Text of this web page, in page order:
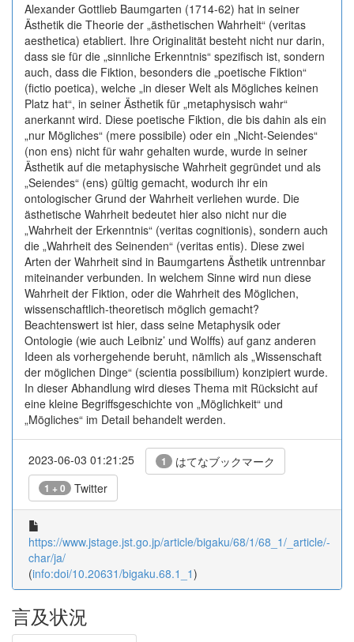
Alexander Gottlieb Baumgarten (1714-62) hat in seiner
Ästhetik die Theorie der „ästhetischen Wahrheit“ (veritas
aesthetica) etabliert. Ihre Originalität besteht nicht nur darin,
dass sie für die „sinnliche Erkenntnis“ spezifisch ist, sondern
auch, dass die Fiktion, besonders die „poetische Fiktion“
(fictio poetica), welche „in dieser Welt als Mögliches keinen
Platz hat“, in seiner Ästhetik für „metaphysisch wahr“
anerkannt wird. Diese poetische Fiktion, die bis dahin als ein
„nur Mögliches“ (mere possibile) oder ein „Nicht-Seiendes“
(non ens) nicht für wahr gehalten wurde, wurde in seiner
Ästhetik auf die metaphysische Wahrheit gegründet und als
„Seiendes“ (ens) gültig gemacht, wodurch ihr ein
ontologischer Grund der Wahrheit verliehen wurde. Die
ästhetische Wahrheit bedeutet hier also nicht nur die
„Wahrheit der Erkenntnis“ (veritas cognitionis), sondern auch
die „Wahrheit des Seinenden“ (veritas entis). Diese zwei
Arten der Wahrheit sind in Baumgartens Ästhetik untrennbar
miteinander verbunden. In welchem Sinne wird nun diese
Wahrheit der Fiktion, oder die Wahrheit des Möglichen,
wissenschaftlich-theoretisch möglich gemacht?
Beachtenswert ist hier, dass seine Metaphysik oder
Ontologie (wie auch Leibniz’ und Wolffs) auf ganz anderen
Ideen als vorhergehende beruht, nämlich als „Wissenschaft
der möglichen Dinge“ (scientia possibilium) konzipiert wurde.
In dieser Abhandlung wird dieses Thema mit Rücksicht auf
eine kleine Begriffsgeschichte von „Möglichkeit“ und
„Mögliches“ im Detail behandelt werden.
2023-06-03 01:21:25 1 はてなブックマーク
1 + 0 Twitter
https://www.jstage.jst.go.jp/article/bigaku/68/1/68_1/_article/-
char/ja/
(info:doi/10.20631/bigaku.68.1_1)
言及状況